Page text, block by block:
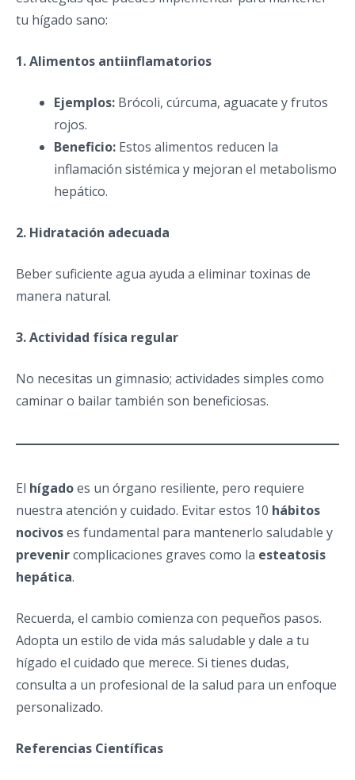
tu hígado sano:
1. Alimentos antiinflamatorios
Ejemplos: Brócoli, cúrcuma, aguacate y frutos
rojos.
Beneficio: Estos alimentos reducen la
inflamación sistémica y mejoran el metabolismo
hepático.
2. Hidratación adecuada
Beber suficiente agua ayuda a eliminar toxinas de
manera natural.
3. Actividad física regular
No necesitas un gimnasio; actividades simples como
caminar o bailar también son beneficiosas.
El hígadoes un órgano resiliente, pero requiere
nuestra atención y cuidado. Evitar estos 10 hábitos
nocivoses fundamental para mantenerlo saludable y
prevenircomplicaciones graves como la esteatosis
hepática.
Recuerda, el cambio comienza con pequeños pasos.
Adopta un estilo de vida más saludable y dale a tu
hígado el cuidado que merece. Si tienes dudas,
consulta a un profesional de la salud para un enfoque
personalizado.
Referencias Científicas